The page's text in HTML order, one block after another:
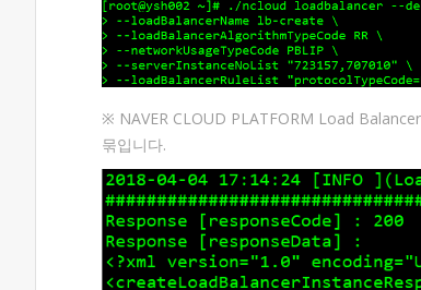
※ NAVER CLOUD PLATFORM Load
묶입니다.